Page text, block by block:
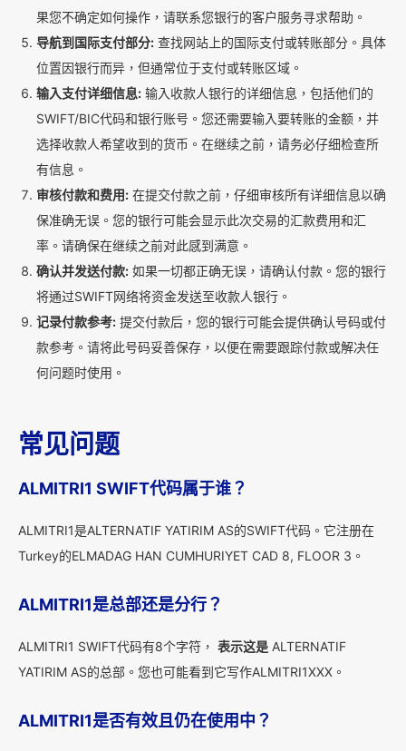
果您不确定如何操作，请联系您银行的客户服务寻求帮助。
导航到国际支付部分: 查找网站上的国际支付或转账部分。具体
位置因银行而异，但通常位于支付或转账区域。
输入支付详细信息: 输入收款人银行的详细信息，包括他们的
SWIFT/BIC代码和银行账号。您还需要输入要转账的金额，并
选择收款人希望收到的货币。在继续之前，请务必仔细检查所
有信息。
审核付款和费用: 在提交付款之前，仔细审核所有详细信息以确
保准确无误。您的银行可能会显示此次交易的汇款费用和汇
率。请确保在继续之前对此感到满意。
确认并发送付款: 如果一切都正确无误，请确认付款。您的银行
将通过SWIFT网络将资金发送至收款人银行。
记录付款参考: 提交付款后，您的银行可能会提供确认号码或付
款参考。请将此号码妥善保存，以便在需要跟踪付款或解决任
何问题时使用。
常见问题
ALMITRI1 SWIFT代码属于谁？
ALMITRI1是ALTERNATIF YATIRIM AS的SWIFT代码。它注册在
Turkey的ELMADAG HAN CUMHURIYET CAD 8, FLOOR 3。
ALMITRI1是总部还是分行？
ALMITRI1 SWIFT代码有8个字符， 表示这是 ALTERNATIF
YATIRIM AS的总部。您也可能看到它写作ALMITRI1XXX。
ALMITRI1是否有效且仍在使用中？